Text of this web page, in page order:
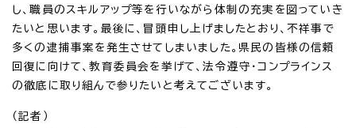
し、職員のスキルアップ等を行いながら体制の充実を図っていき
たいと思います。最後に、冒頭申し上げましたとおり、不祥事で
多くの逮捕事案を発生させてしまいました。県民の皆様の信頼
回復に向けて、教育委員会を挙げて、法令遵守・コンプラインス
の徹底に取り組んで参りたいと考えてございます。
（記者）